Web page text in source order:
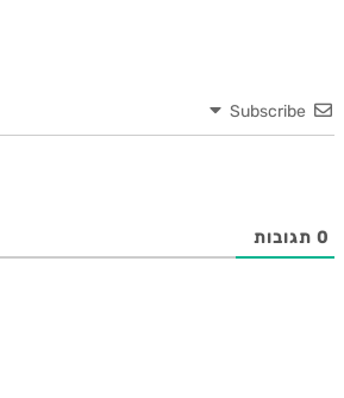
Subscribe
0 תגובות